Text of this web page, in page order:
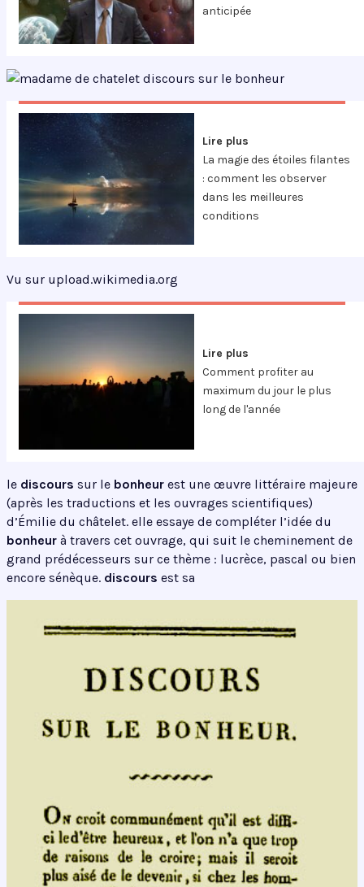
anticipée
Lire plus
La magie des étoiles filantes
: comment les observer
dans les meilleures
conditions
Vu sur upload.wikimedia.org
Lire plus
Comment profiter au
maximum du jour le plus
long de l'année
le discours sur le bonheur est une œuvre littéraire majeure
(après les traductions et les ouvrages scientifiques)
d’Émilie du châtelet. elle essaye de compléter l’idée du
bonheur à travers cet ouvrage, qui suit le cheminement de
grand prédécesseurs sur ce thème : lucrèce, pascal ou bien
encore sénèque. discours est sa